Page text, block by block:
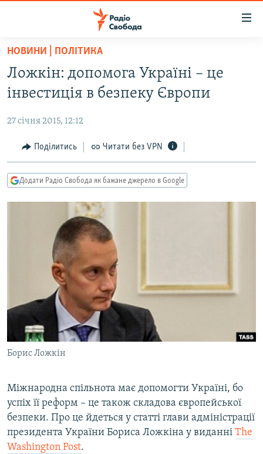
Перейти
основного
матеріалу
до
навігації
Перейти
до
ВСЕ ЗА ДОБУ
ПОЛІТИКА
ЕКОНОМІКА
КУЛЬТУРА
ВІЙНА
РОСІЙСЬКА «ФІЛЬТРАЦІЯ»
КРИМ.РЕАЛІЇ
КИТАЙ.ВИКЛИКИ
МУЛЬТИМЕДІА
СПЕЦПРОЄКТИ
ПОДКАСТИ
РУС
УКР
КТАТ
НОВИНИ | ПОЛІТИКА
Ложкін: допомога Україні – це
інвестиція в безпеку Європи
27 січня 2015, 12:12
Поділитись Читати без VPN
Додати Радіо Свобода як бажане джерело в Google
Борис Ложкін
Міжнародна спільнота має допомогти Україні, бо
успіх її реформ – це також складова європейської
безпеки. Про це йдеться у статті глави адміністрації
президента України Бориса Ложкіна у виданні The
Washington Post.